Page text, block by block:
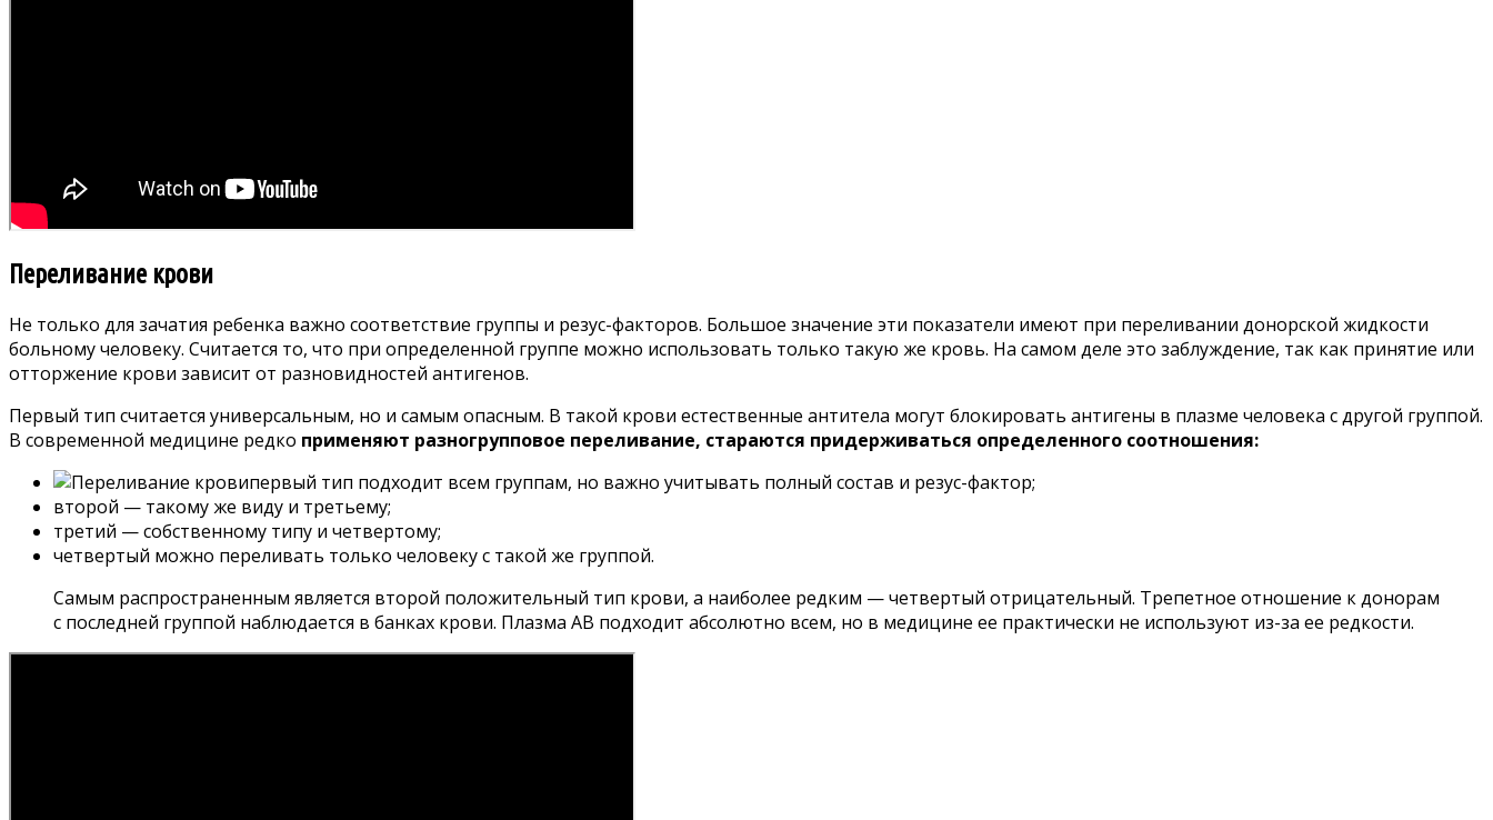
Переливание крови
Не только для зачатия ребенка важно соответствие группы и резус-факторов. Большое значение эти показатели имеют при переливании донорской жидкости
больному человеку. Считается то, что при определенной группе можно использовать только такую же кровь. На самом деле это заблуждение, так как принятие или
отторжение крови зависит от разновидностей антигенов.
Первый тип считается универсальным, но и самым опасным. В такой крови естественные антитела могут блокировать антигены в плазме человека с другой группой.
В современной медицине редко применяют разногрупповое переливание, стараются придерживаться определенного соотношения:
первый тип подходит всем группам, но важно учитывать полный состав и резус-фактор;
второй — такому же виду и третьему;
третий — собственному типу и четвертому;
четвертый можно переливать только человеку с такой же группой.
Самым распространенным является второй положительный тип крови, а наиболее редким — четвертый отрицательный. Трепетное отношение к донорам
с последней группой наблюдается в банках крови. Плазма АВ подходит абсолютно всем, но в медицине ее практически не используют из-за ее редкости.